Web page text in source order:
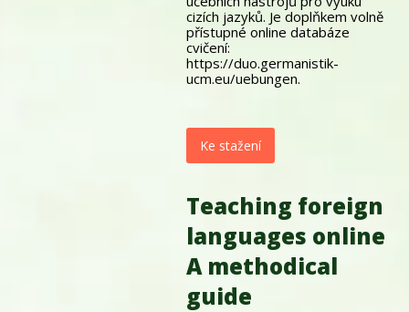
cizích jazyků. Je doplňkem volně
přístupné online databáze
cvičení:
https://duo.germanistik-
ucm.eu/uebungen.
Ke stažení
Teaching foreign
languages online
A methodical
guide